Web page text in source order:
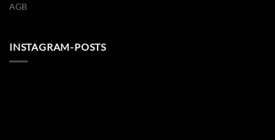
AGB
INSTAGRAM-POSTS